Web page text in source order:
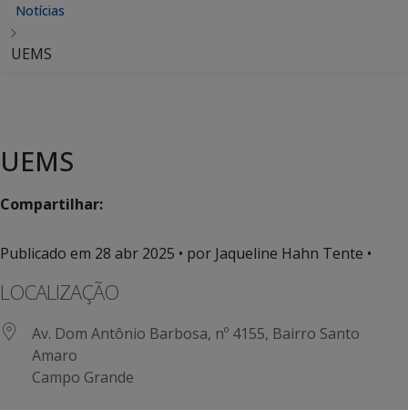
Notícias
UEMS
UEMS
Compartilhar:
Publicado em 28 abr 2025 • por Jaqueline Hahn Tente •
LOCALIZAÇÃO
Av. Dom Antônio Barbosa, nº 4155, Bairro Santo
Amaro
Campo Grande